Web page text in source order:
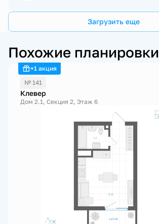
Загрузить еще
Похожие планировки
+1 акция
№ 141
Клевер
Дом 2.1, Секция 2, Этаж 6